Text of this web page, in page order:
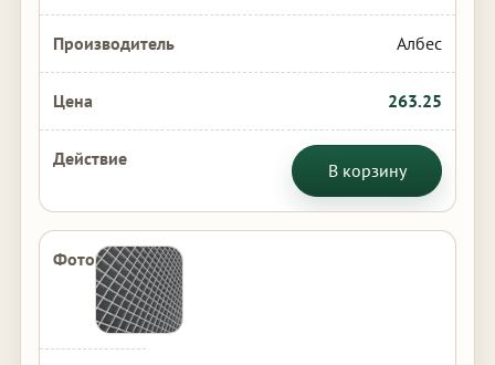
Албес
263.25
В корзину